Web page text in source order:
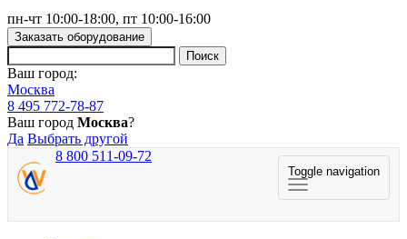
пн-чт 10:00-18:00, пт 10:00-16:00
Заказать оборудование
Ваш город:
Москва
8 495 772-78-87
Ваш город Москва?
Да Выбрать другой
Toggle navigation
8 800 511-09-72